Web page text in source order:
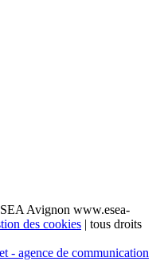
Avignon www.esea-
des cookies | tous droits
- agence de communication